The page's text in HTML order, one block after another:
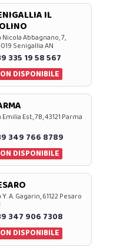
IL
Nicola Abbagnano, 7,
Senigallia AN
335 19 58 567
DISPONIBILE
Emilia Est, 7B, 43121 Parma
349 766 8789
DISPONIBILE
Y. A. Gagarin, 61122 Pesaro
347 906 7308
DISPONIBILE